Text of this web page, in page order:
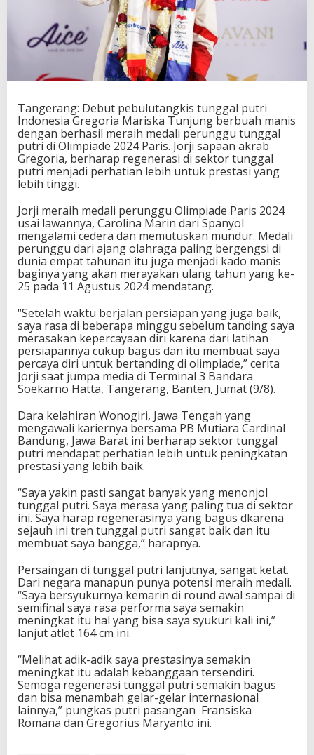
i
a
M
a
r
i
s
a
B
a
w
a
P
a
n
g
M
e
d
a
i
P
e
r
u
n
g
u
,
O
l
i
i
a
d
e
2
2
4
P
a
r
Tangerang: Debut pebulutangkis tunggal putri
Indonesia Gregoria Mariska Tunjung berbuah manis
dengan berhasil meraih medali perunggu tunggal
putri di Olimpiade 2024 Paris. Jorji sapaan akrab
Gregoria, berharap regenerasi di sektor tunggal
putri menjadi perhatian lebih untuk prestasi yang
lebih tinggi.
Jorji meraih medali perunggu Olimpiade Paris 2024
usai lawannya, Carolina Marin dari Spanyol
mengalami cedera dan memutuskan mundur. Medali
perunggu dari ajang olahraga paling bergengsi di
dunia empat tahunan itu juga menjadi kado manis
baginya yang akan merayakan ulang tahun yang ke-
25 pada 11 Agustus 2024 mendatang.
“Setelah waktu berjalan persiapan yang juga baik,
saya rasa di beberapa minggu sebelum tanding saya
merasakan kepercayaan diri karena dari latihan
persiapannya cukup bagus dan itu membuat saya
percaya diri untuk bertanding di olimpiade,” cerita
Jorji saat jumpa media di Terminal 3 Bandara
Soekarno Hatta, Tangerang, Banten, Jumat (9/8).
Dara kelahiran Wonogiri, Jawa Tengah yang
mengawali kariernya bersama PB Mutiara Cardinal
Bandung, Jawa Barat ini berharap sektor tunggal
putri mendapat perhatian lebih untuk peningkatan
prestasi yang lebih baik.
“Saya yakin pasti sangat banyak yang menonjol
tunggal putri. Saya merasa yang paling tua di sektor
ini. Saya harap regenerasinya yang bagus dkarena
sejauh ini tren tunggal putri sangat baik dan itu
membuat saya bangga,” harapnya.
Persaingan di tunggal putri lanjutnya, sangat ketat.
Dari negara manapun punya potensi meraih medali.
“Saya bersyukurnya kemarin di round awal sampai di
semifinal saya rasa performa saya semakin
meningkat itu hal yang bisa saya syukuri kali ini,”
lanjut atlet 164 cm ini.
“Melihat adik-adik saya prestasinya semakin
meningkat itu adalah kebanggaan tersendiri.
Semoga regenerasi tunggal putri semakin bagus
dan bisa menambah gelar-gelar internasional
lainnya,” pungkas putri pasangan Fransiska
Romana dan Gregorius Maryanto ini.